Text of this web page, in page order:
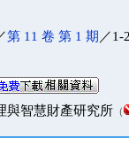
第 11 卷 第 1 期 ／1-
與智慧財產研究所 （